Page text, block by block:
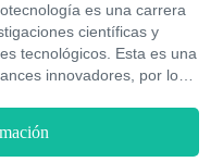
es una carrera
científicas y
tecnológicos. Esta es una
innovadores, por lo
Puebla y León debido a